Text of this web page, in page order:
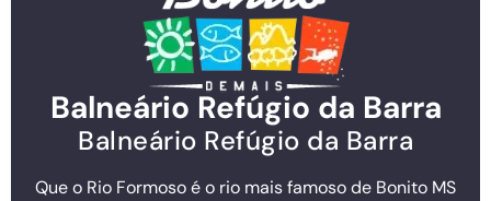
Balneário Refúgio da Barra
Balneário Refúgio da Barra
Que o Rio Formoso é o rio mais famoso de Bonito MS